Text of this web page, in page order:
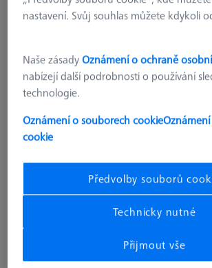
000000-1040-286
nastavení. Svůj souhlas můžete kdykoli
Naše zásadyOznámení o ochraně
nabízejí další podrobnosti o používání
technologie.
Oznámení o souborech cookie
cookie
Předvolby souborů
Technicky nutné
Přijmout vše